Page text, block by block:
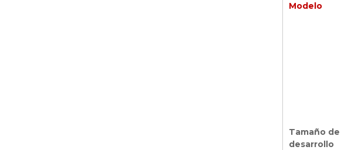
Modelo
Tamaño de
desarrollo